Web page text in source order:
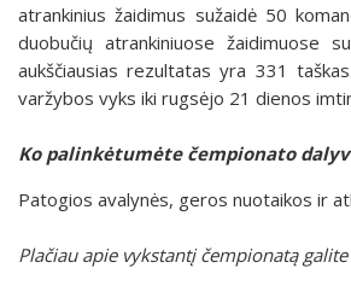
atrankinius žaidimus sužaidė 50
duobučių atrankiniuose žaidimuose
aukščiausias rezultatas yra 331
varžybos vyks iki rugsėjo 21 dienos
Ko palinkėtumėte čempionato
Patogios avalynės, geros nuotaikos ir
Plačiau apie vykstantį čempionatą